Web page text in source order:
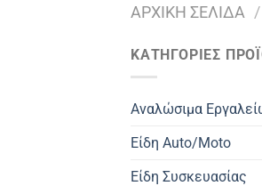
ΑΡΧΙΚΉ ΣΕΛΊΔΑ /
ΚΑΤΗΓΟΡΙΕΣ
Αναλώσιμα
Είδη Auto/Moto
Είδη Συσκευασίας